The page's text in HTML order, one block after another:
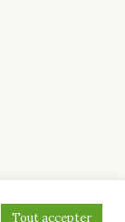
Tout accepter